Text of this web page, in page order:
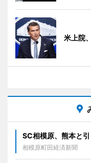
米上院
SC相模原、熊本と
相模原町田経済新聞